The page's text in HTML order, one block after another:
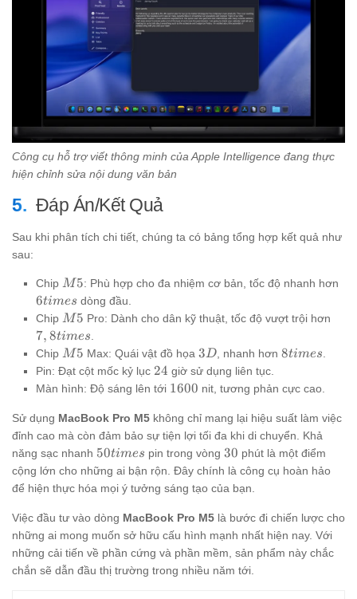
Công cụ hỗ trợ viết thông minh của Apple Intelligence đang thực
hiện chỉnh sửa nội dung văn bản
Đáp Án/Kết Quả
Sau khi phân tích chi tiết, chúng ta có bảng tổng hợp kết quả như
sau:
Chip M5
M5: Phù hợp cho đa nhiệm cơ bản, tốc độ nhanh hơn
6times dòng đầu.
Chip M5
M5 Pro: Dành cho dân kỹ thuật, tốc độ vượt trội hơn
7, 8times.
Chip M5
M5 Max: Quái vật đồ họa 3D
3D, nhanh hơn8times
8times.
Pin: Đạt cột mốc kỷ lục 24
24 giờ sử dụng liên tục.
Màn hình: Độ sáng lên tới 1600
1600 nit, tương phản cực cao.
Sử dụng MacBook Pro M5 không chỉ mang lại hiệu suất làm việc
đỉnh cao mà còn đảm bảo sự tiện lợi tối đa khi di chuyển. Khả
năng sạc nhanh 50times
50times pin trong vòng 30
30 phút là một điểm
cộng lớn cho những ai bận rộn. Đây chính là công cụ hoàn hảo
để hiện thực hóa mọi ý tưởng sáng tạo của bạn.
Việc đầu tư vào dòng MacBook Pro M5 là bước đi chiến lược cho
những ai mong muốn sở hữu cấu hình mạnh nhất hiện nay. Với
những cải tiến về phần cứng và phần mềm, sản phẩm này chắc
chắn sẽ dẫn đầu thị trường trong nhiều năm tới.